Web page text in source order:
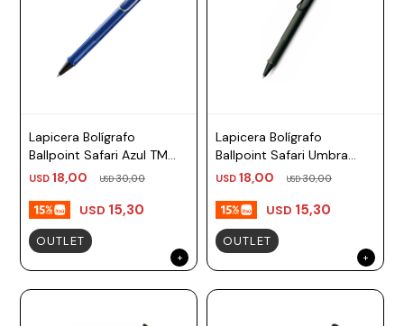
Lapicera Bolígrafo
Ballpoint Safari Azul TM
azul, negro Lamy
USD 18,00 USD30,00
USD 15,30
OUTLET
Lapicera Bolígrafo
Ballpoint Safari Umbra
Negro TM negro, azul
USD 18,00 USD30,00
USD 15,30
OUTLET